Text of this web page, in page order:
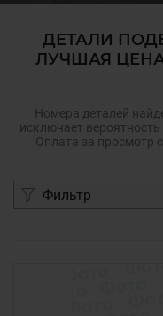
ДЕТАЛИ
ЛУЧШАЯ
Номера деталей
исключает
Оплата за просмотр
Фильтр